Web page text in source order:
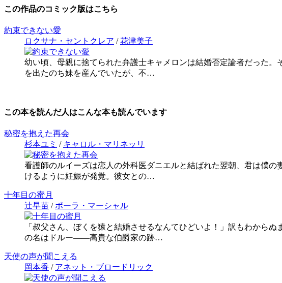
この作品のコミック版はこちら
約束できない愛
ロクサナ・セントクレア /花津美子
幼い頃、母親に捨てられた弁護士キャメロンは結婚否定論者だった
を出たのち妹を産んでいたが、不…
この本を読んだ人はこんな本も読んでいます
秘密を抱えた再会
杉本ユミ / キャロル・マリネッリ
看護師のルイーズは恋人の外科医ダニエルと結ばれた翌朝、君は僕
けるように妊娠が発覚。彼女との…
十年目の蜜月
辻早苗 / ポーラ・マーシャル
「叔父さん、ぼくを猿と結婚させるなんてひどいよ！」訳もわから
の名はドルー――高貴な伯爵家の跡…
天使の声が聞こえる
岡本香 / アネット・ブロードリック